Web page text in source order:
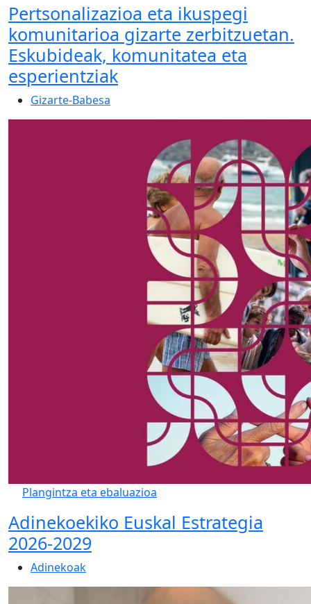
Pertsonalizazioa eta ikuspegi
komunitarioa gizarte zerbitzuetan.
Eskubideak, komunitatea eta
esperientziak
Gizarte-Babesa
Plangintza eta ebaluazioa
Adinekoekiko Euskal Estrategia
2026-2029
Adinekoak